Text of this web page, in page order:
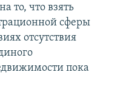
то, что взять
сферы
отсутствия
пока